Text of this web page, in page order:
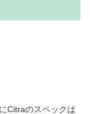
Citraのスペックは